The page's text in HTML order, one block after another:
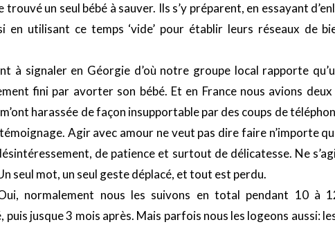
un seul bébé à sauver. Ils s’y préparent, en essayant
en utilisant ce temps ‘vide’ pour établir leurs réseaux de
à signaler en Géorgie d’où notre groupe local rapporte
fini par avorter son bébé. Et en France nous avions
harassée de façon insupportable par des coups de
Agir avec amour ne veut pas dire faire n’importe
de patience et surtout de délicatesse. Ne
seul mot, un seul geste déplacé, et tout est perdu.
normalement nous les suivons en total pendant 10 à
jusque 3 mois après. Mais parfois nous les logeons aussi: